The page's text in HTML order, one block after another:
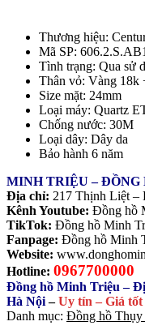
Thương hiệu:
Mã SP:
Tình trạng: Qua sử
Thân vỏ: Vàng 18k
Size mặt: 24mm
Loại máy: Quartz
Chống nước: 30M
Loại dây: Dây da
Bảo hành 6 năm
MINH TRIỆU – ĐỒNG
Địa chỉ: 217 Thịnh Liệt –
Kênh Youtube: Đồng hồ
TikTok: Đồng hồ Minh
Fanpage: Đồng hồ Minh
Website:
Hotline: 0967700000
Đồng hồ Minh Triệu –
Hà Nội–Uy tín – Giá
Danh mục: Đồng hồ Thụy